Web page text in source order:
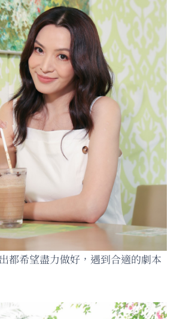
都希望盡力做好，遇到合適的劇本